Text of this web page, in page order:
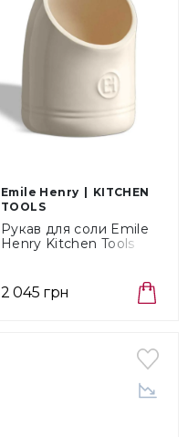
Emile Henry
KITCHEN
TOOLS
Рукав для соли Emile
Henry Kitchen Tools
2 045 грн